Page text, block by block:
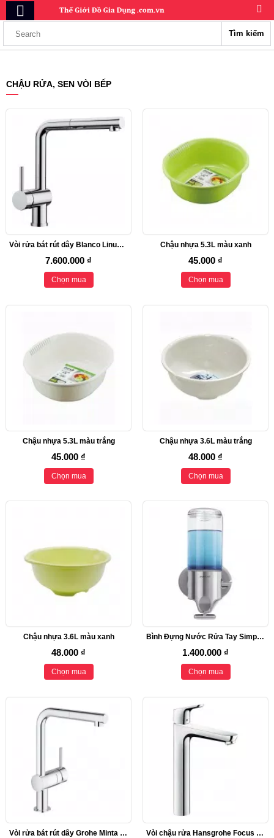
Tìm kiếm
CHẬU RỬA, SEN VÒI BẾP
Vòi rửa bát rút dây Blanco Linus S 514016
7.600.000 ₫
Chọn mua
Chậu nhựa 5.3L màu xanh
45.000 ₫
Chọn mua
Chậu nhựa 5.3L màu trắng
45.000 ₫
Chọn mua
Chậu nhựa 3.6L màu trắng
48.000 ₫
Chọn mua
Chậu nhựa 3.6L màu xanh
48.000 ₫
Chọn mua
Bình Đựng Nước Rửa Tay SimpleHuman
1.400.000 ₫
Chọn mua
Vòi rửa bát rút dây Grohe Minta 32168000 Vòi chậu rửa Hansgrohe Focus 230 31531000